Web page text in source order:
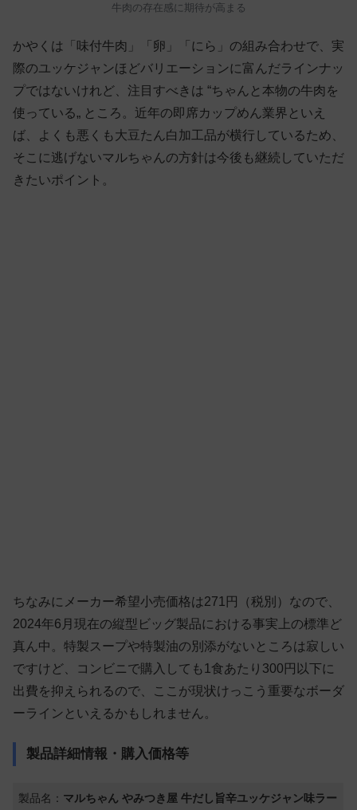
牛肉の存在感に期待が高まる
かやくは「味付牛肉」「卵」「にら」の組み合わせで、実
際のユッケジャンほどバリエーションに富んだラインナッ
プではないけれど、注目すべきは “ちゃんと本物の牛肉を
使っている„ ところ。近年の即席カップめん業界といえ
ば、よくも悪くも大豆たん白加工品が横行しているため、
そこに逃げないマルちゃんの方針は今後も継続していただ
きたいポイント。
ちなみにメーカー希望小売価格は271円（税別）なので、
2024年6月現在の縦型ビッグ製品における事実上の標準ど
真ん中。特製スープや特製油の別添がないところは寂しい
ですけど、コンビニで購入しても1食あたり300円以下に
出費を抑えられるので、ここが現状けっこう重要なボーダ
ーラインといえるかもしれません。
製品詳細情報・購入価格等
製品名： マルちゃん やみつき屋 牛だし旨辛ユッケジャン味ラー